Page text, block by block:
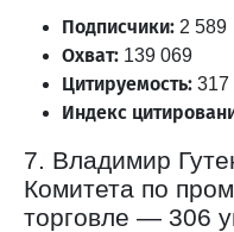
Подписчики: 2 589
Охват: 139 069
Цитируемость: 317
Индекс
7. Владимир
Комитета по
торговле — 306